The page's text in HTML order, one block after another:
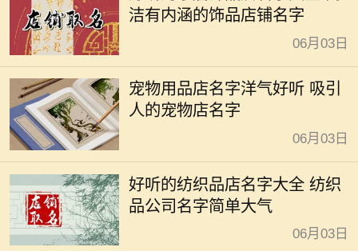
洁有内涵的饰品店铺名字
06月03日
宠物用品店名字洋气好听 吸引
人的宠物店名字
06月03日
好听的纺织品店名字大全 纺织
品公司名字简单大气
06月03日